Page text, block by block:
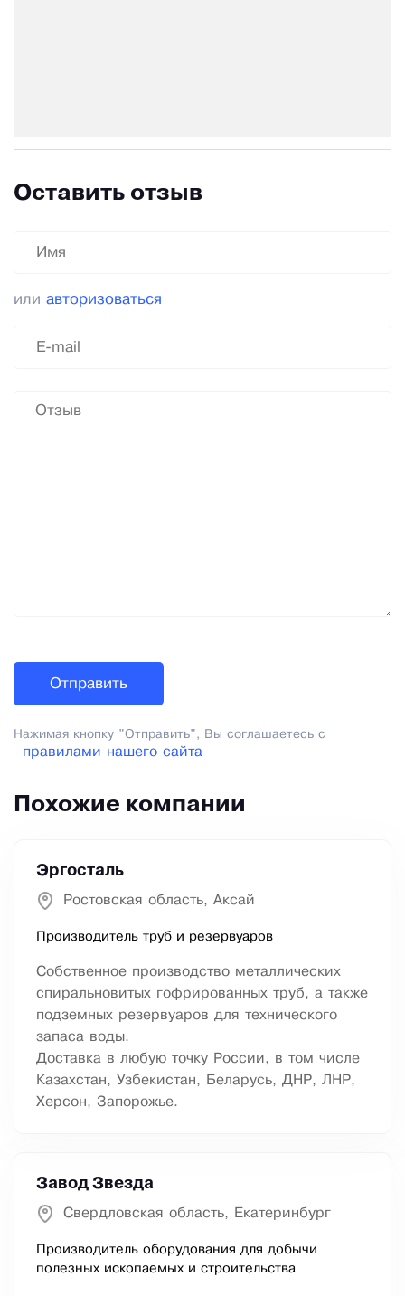
Оставить отзыв
или авторизоваться
Нажимая кнопку "Отправить", Вы соглашаетесь с
правилами нашего сайта
Похожие компании
Эргосталь
Ростовская область, Аксай
Производитель труб и резервуаров
Собственное производство металлических
спиральновитых гофрированных труб, а также
подземных резервуаров для технического
запаса воды.
Доставка в любую точку России, в том числе
Казахстан, Узбекистан, Беларусь, ДНР, ЛНР,
Херсон, Запорожье.
Завод Звезда
Свердловская область, Екатеринбург
Производитель оборудования для добычи
полезных ископаемых и строительства